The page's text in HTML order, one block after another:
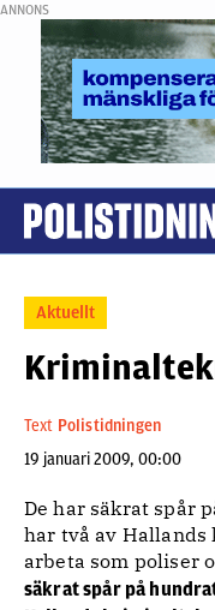
ANNONS
Aktuellt
Text Polistidningen
19 januari 2009, 00:00
De har säkrat spår
har två av
arbeta som poliser
säkrat spår på